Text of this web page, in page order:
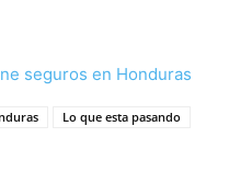
seguros en Honduras
Lo que esta pasando